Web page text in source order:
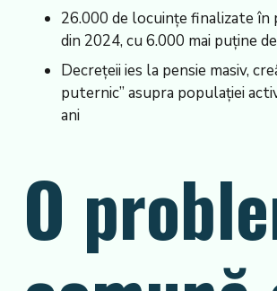
26.000 de locuințe finalizate în
din 2024, cu 6.000 mai puține
Decrețeii ies la pensie masiv,
puternic” asupra populației
ani
O